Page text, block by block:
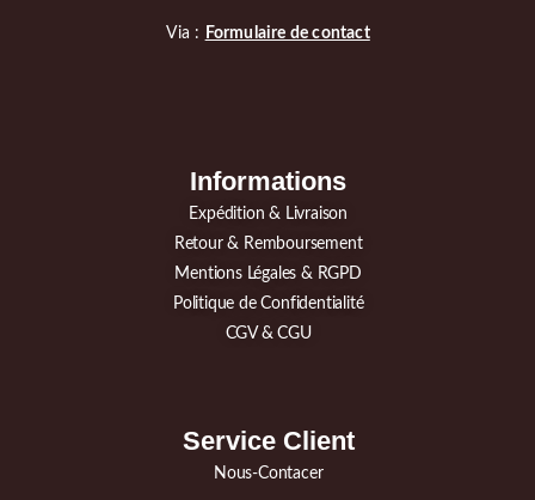
Via : Formulaire de contact
Informations
Expédition & Livraison
Retour & Remboursement
Mentions Légales & RGPD
Politique de Confidentialité
CGV & CGU
Service Client
Nous-Contacer